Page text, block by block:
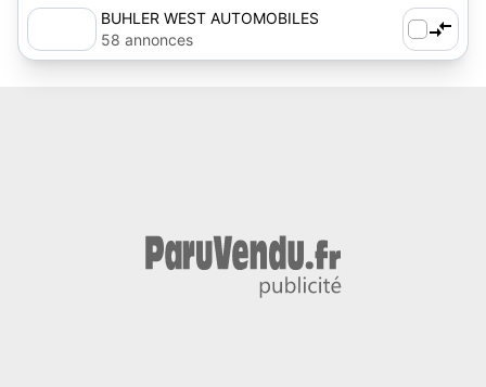
BUHLER WEST AUTOMOBILES
58 annonces